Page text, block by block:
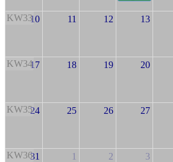
KW3310 11 12 13
KW3417 18 19 20
KW3524 25 26 27
KW3631 1 2 3